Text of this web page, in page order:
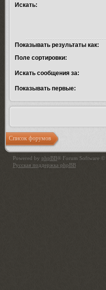
Искать:
Показывать результаты как:
Поле сортировки:
Искать сообщения за:
Показывать первые:
Список форумов
Powered by phpBB® Forum Software ©
Русская поддержка phpBB